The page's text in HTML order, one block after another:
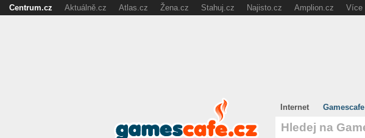
Internet Gamescafe
Centrum.cz Aktuálně.cz Atlas.cz Žena.cz Stahuj.cz Najisto.cz Amplion.cz Více